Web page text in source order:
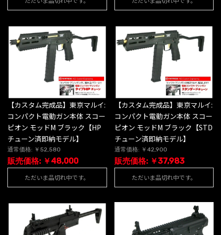
【カスタム完成品】東京マルイ:
コンパクト電動ガン本体 スコー
ピオン モッドM ブラック【HP
チューン済即納モデル】
通常価格: ￥52,580
販売価格: ￥48,000
ただいま品切れ中です。
【カスタム完成品】東京マルイ:
コンパクト電動ガン本体 スコー
ピオン モッドM ブラック【STD
チューン済即納モデル】
通常価格: ￥42,900
販売価格: ￥37,983
ただいま品切れ中です。